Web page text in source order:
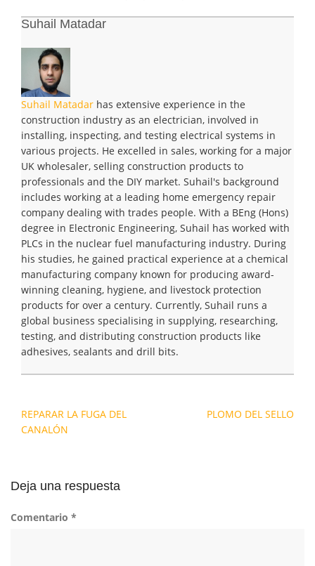
Suhail Matadar
Suhail Matadar has extensive experience in the
construction industry as an electrician, involved in
installing, inspecting, and testing electrical systems in
various projects. He excelled in sales, working for a major
UK wholesaler, selling construction products to
professionals and the DIY market. Suhail's background
includes working at a leading home emergency repair
company dealing with trades people. With a BEng (Hons)
degree in Electronic Engineering, Suhail has worked with
PLCs in the nuclear fuel manufacturing industry. During
his studies, he gained practical experience at a chemical
manufacturing company known for producing award-
winning cleaning, hygiene, and livestock protection
products for over a century. Currently, Suhail runs a
global business specialising in supplying, researching,
testing, and distributing construction products like
adhesives, sealants and drill bits.
Navegación
de
REPARAR LA FUGA DEL
CANALÓN
PLOMO DEL SELLO
Deja una respuesta
Comentario *